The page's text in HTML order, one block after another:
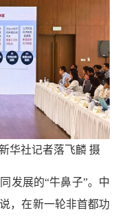
社记者落飞麟 摄
展的“牛鼻子”。中
，在新一轮非首都功